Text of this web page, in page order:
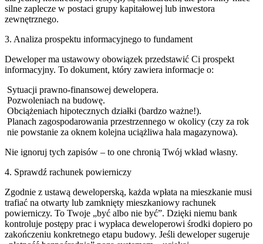
silne zaplecze w postaci grupy kapitałowej lub inwestora
zewnętrznego.
3. Analiza prospektu informacyjnego to fundament
Deweloper ma ustawowy obowiązek przedstawić Ci prospekt
informacyjny. To dokument, który zawiera informacje o:
Sytuacji prawno-finansowej dewelopera.
Pozwoleniach na budowę.
Obciążeniach hipotecznych działki (bardzo ważne!).
Planach zagospodarowania przestrzennego w okolicy (czy za rok
nie powstanie za oknem kolejna uciążliwa hala magazynowa).
Nie ignoruj tych zapisów – to one chronią Twój wkład własny.
4. Sprawdź rachunek powierniczy
Zgodnie z ustawą deweloperską, każda wpłata na mieszkanie musi
trafiać na otwarty lub zamknięty mieszkaniowy rachunek
powierniczy. To Twoje „być albo nie być”. Dzięki niemu bank
kontroluje postępy prac i wypłaca deweloperowi środki dopiero po
zakończeniu konkretnego etapu budowy. Jeśli deweloper sugeruje